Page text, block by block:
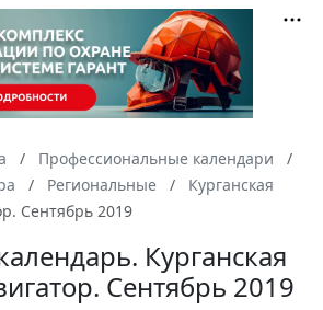
Профессиональные календари
Региональные
Курганская
Сентябрь 2019
Курганская
Сентябрь 2019